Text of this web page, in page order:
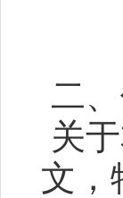
二
关
文，